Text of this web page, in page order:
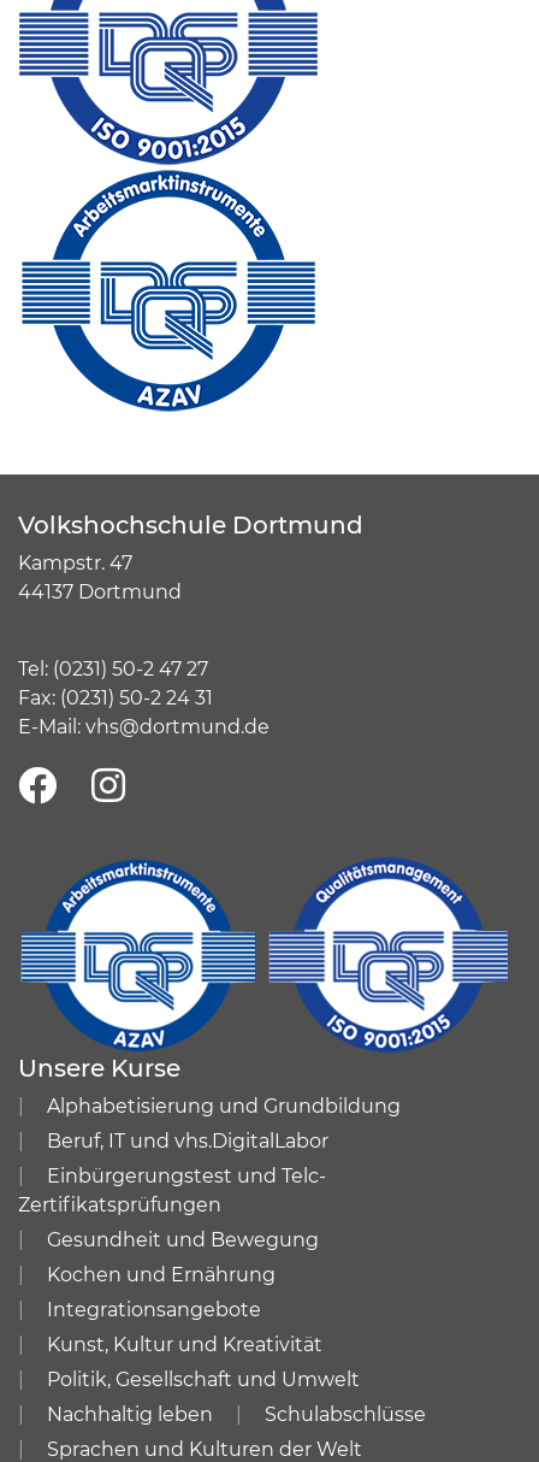
Volkshochschule Dortmund
Kampstr. 47
44137 Dortmund
Tel: (0231) 50-2 47 27
Fax: (0231) 50-2 24 31
E-Mail: vhs@dortmund.de
Unsere Kurse
Alphabetisierung und Grundbildung
Beruf, IT und vhs.DigitalLabor
Einbürgerungstest und Telc-
Zertifikatsprüfungen
Gesundheit und Bewegung
Kochen und Ernährung
Integrationsangebote
Kunst, Kultur und Kreativität
Politik, Gesellschaft und Umwelt
Nachhaltig leben
Schulabschlüsse
Sprachen und Kulturen der Welt